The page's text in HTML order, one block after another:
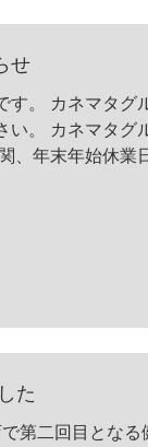
せ
休業日を
い。 カネマタ
、年末年始休業
た
第二回目とな